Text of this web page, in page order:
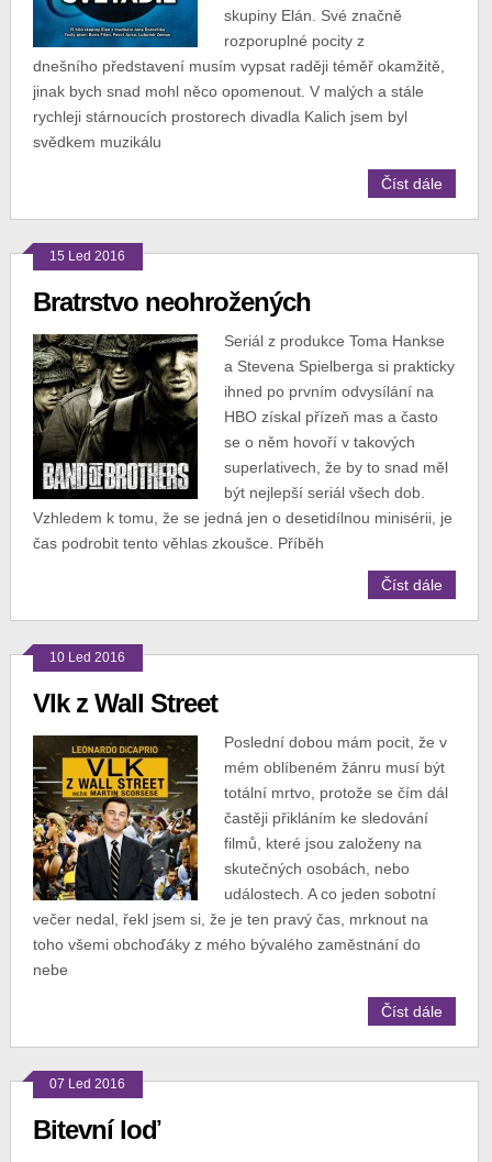
skupiny Elán. Své značně
rozporuplné pocity z
dnešního představení musím vypsat raději téměř okamžitě,
jinak bych snad mohl něco opomenout. V malých a stále
rychleji stárnoucích prostorech divadla Kalich jsem byl
svědkem muzikálu
Číst dále
15 Led 2016
Bratrstvo neohrožených
Seriál z produkce Toma Hankse
a Stevena Spielberga si prakticky
ihned po prvním odvysílání na
HBO získal přízeň mas a často
se o něm hovoří v takových
superlativech, že by to snad měl
být nejlepší seriál všech dob.
Vzhledem k tomu, že se jedná jen o desetidílnou minisérii, je
čas podrobit tento věhlas zkoušce. Příběh
Číst dále
10 Led 2016
Vlk z Wall Street
Poslední dobou mám pocit, že v
mém oblíbeném žánru musí být
totální mrtvo, protože se čím dál
častěji přikláním ke sledování
filmů, které jsou založeny na
skutečných osobách, nebo
událostech. A co jeden sobotní
večer nedal, řekl jsem si, že je ten pravý čas, mrknout na
toho všemi obchoďáky z mého bývalého zaměstnání do
nebe
Číst dále
07 Led 2016
Bitevní loď